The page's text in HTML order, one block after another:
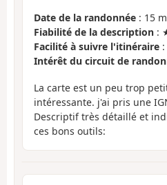
Date de la randonnée : 15
Fiabilité de la description :
Facilité à suivre l'itinéraire
Intérêt du circuit de
La carte est un peu trop
intéressante. j'ai pris une
Descriptif très détaillé et
ces bons outils: